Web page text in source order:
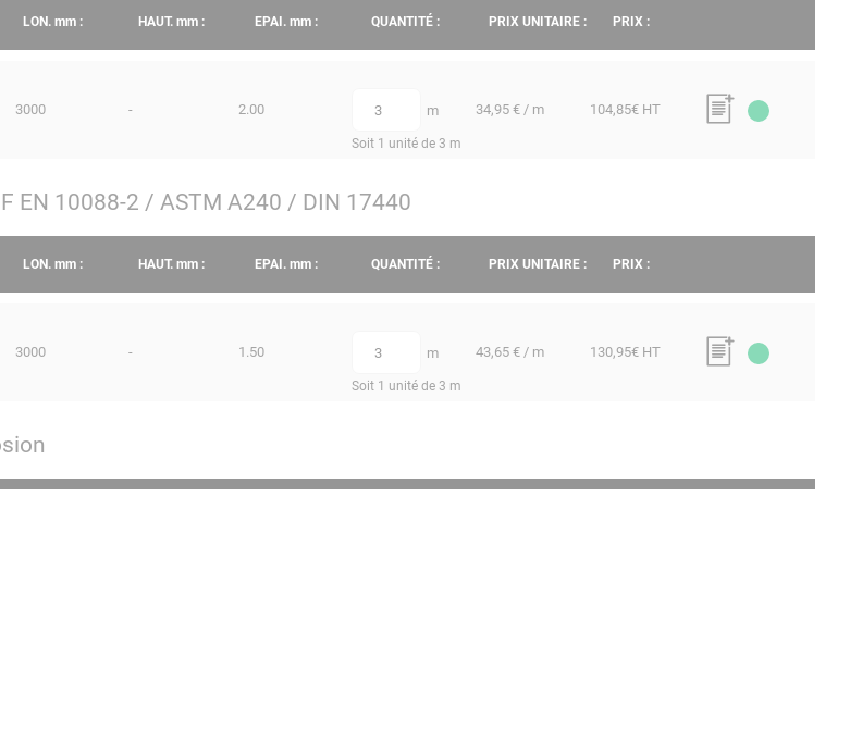
LON. mm : HAUT. mm : EPAI. mm : QUANTITÉ : PRIX UNITAIRE : PRIX :
3000 - 2.00 quantité m
Soit 1 unité de 3 m
34,95 € / m 104,85€ HT
EN 10088-2 / ASTM A240 / DIN 17440
LON. mm : HAUT. mm : EPAI. mm : QUANTITÉ : PRIX UNITAIRE : PRIX :
3000 - 1.50 quantité m
Soit 1 unité de 3 m
43,65 € / m 130,95€ HT